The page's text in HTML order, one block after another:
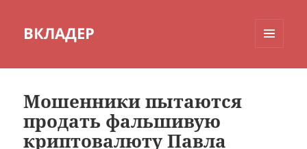
ВКЛАДЕР
Мошенники пытаются
продать фальшивую
криптовалюту Павла